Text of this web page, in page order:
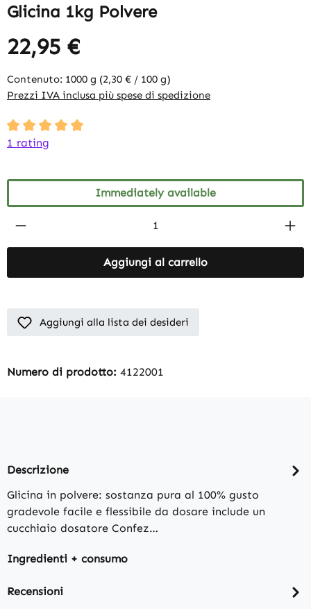
Glicina 1kg Polvere
22,95 €
Contenuto: 1000 g (2,30 € / 100 g)
Prezzi IVA inclusa più spese di spedizione
Average rating of 5 out of 5 stars
1 rating
Immediately available
Product Quantity: Enter the desired
Aggiungi al carrello
Aggiungi alla lista dei desideri
Numero di prodotto: 4122001
Descrizione
Glicina in polvere: sostanza pura al 100% gusto
gradevole facile e flessibile da dosare include un
cucchiaio dosatore Confez…
Ingredienti + consumo
Recensioni